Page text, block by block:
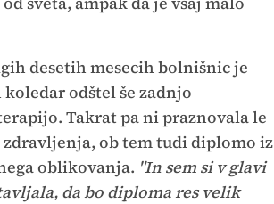
desetih mesecih bolnišnic je
odštel še zadnjo
Takrat pa ni praznovala le
zdravljenja, ob tem tudi diplomo iz
oblikovanja. "In sem si v glavi
da bo diploma res velik